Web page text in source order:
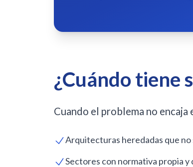
¿Cuándo tiene
Cuando el problema no encaja
Arquitecturas heredadas que
Sectores con normativa propia